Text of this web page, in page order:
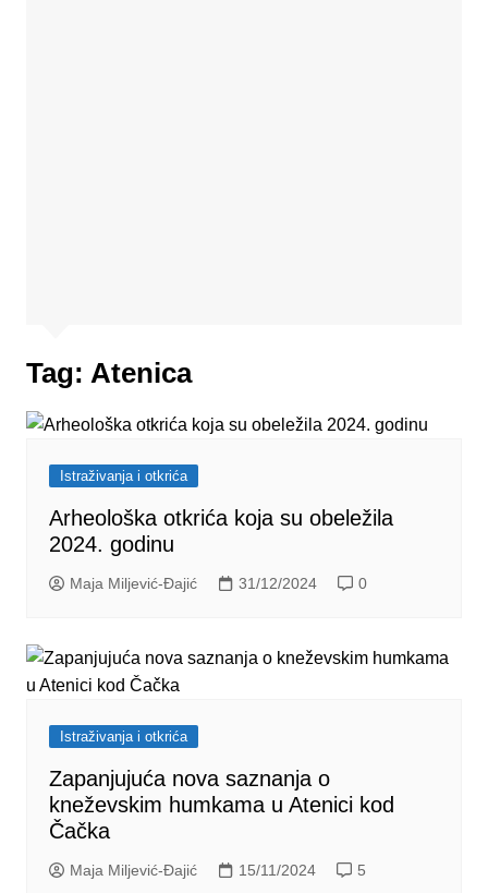
Tag: Atenica
Istraživanja i otkrića
Arheološka otkrića koja su obeležila
2024. godinu
Maja Miljević-Đajić 31/12/2024 0
Istraživanja i otkrića
Zapanjujuća nova saznanja o
kneževskim humkama u Atenici kod
Čačka
Maja Miljević-Đajić 15/11/2024 5